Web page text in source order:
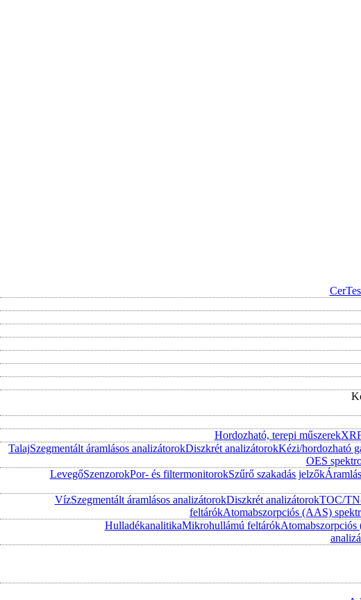
Hordozható, terepi műszerek
TalajSzegmentált áramlásos analizátorokDiszkrét analizátorokKézi/hordozható
OES
LevegőSzenzorokPor- és filtermonitorokSzűrő szakadás jelzők
VízSzegmentált áramlásos analizátorokDiszkrét analizátorokTOC/
feltárókAtomabszorpciós (AAS)
HulladékanalitikaMikrohullámú feltárókAtomabszorpciós